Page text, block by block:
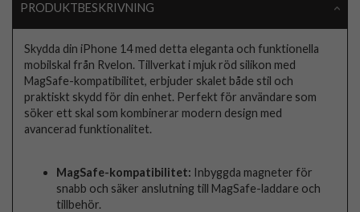
PRODUKTBESKRIVNING
Skydda din iPhone 14 med detta eleganta och funktionella
mobilskal från Rvelon. Tillverkat i mjuk röd silikon med
MagSafe-kompatibilitet, erbjuder skalet både stil och
praktiskt skydd för din enhet. Perfekt för användare som
söker ett skal som kombinerar modern design med
avancerad funktionalitet.
MagSafe-kompatibilitet: Inbyggda magneter för
snabb och säker anslutning till MagSafe-laddare och
tillbehör.